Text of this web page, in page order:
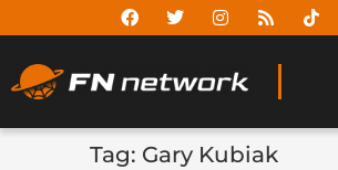
Tag: Gary Kubiak